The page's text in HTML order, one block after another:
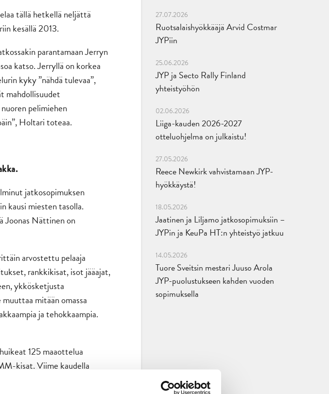
tällä hetkellä neljättä
kesällä 2013.
parantamaan Jerryn
katso. Jerryllä on korkea
kyky ”nähdä tulevaa”,
mahdollisuudet
pelimiehen
Holtari toteaa.
jatkosopimuksen
kausi miesten tasolla.
Joonas Nättinen on
arvostettu pelaaja
rankkikisat, isot jääajat,
ykkösketjusta
mitään omassa
ja tehokkaampia.
125 maaottelua
kisat. Viime kaudella
Liigan lisäksi
27.07.2026
Ruotsalaishyökkääjä Arvid Costmar
JYPiin
25.06.2026
JYP ja Secto Rally Finland
yhteistyöhön
02.06.2026
Liiga-kauden 2026-2027
otteluohjelma on julkaistu!
27.05.2026
Reece Newkirk vahvistamaan JYP-
hyökkäystä!
18.05.2026
Jaatinen ja Liljamo jatkosopimuksiin –
JYPin ja KeuPa HT:n yhteistyö jatkuu
14.05.2026
Tuore Sveitsin mestari Juuso Arola
JYP-puolustukseen kahden vuoden
sopimuksella